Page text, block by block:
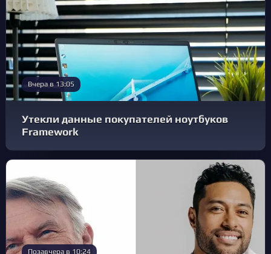
Вчера в 13:05
Утекли данные покупателей ноутбуков
Framework
Позавчера в 10:24